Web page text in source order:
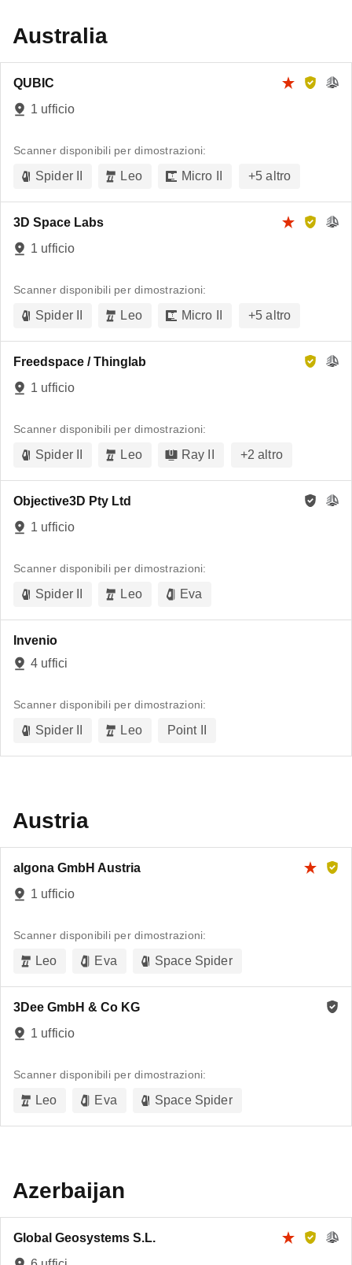
Australia
QUBIC
1 ufficio
Scanner disponibili per dimostrazioni:
Spider II Leo Micro II +5 altro
3D Space Labs
1 ufficio
Scanner disponibili per dimostrazioni:
Spider II Leo Micro II +5 altro
Freedspace / Thinglab
1 ufficio
Scanner disponibili per dimostrazioni:
Spider II Leo Ray II +2 altro
Objective3D Pty Ltd
1 ufficio
Scanner disponibili per dimostrazioni:
Spider II Leo Eva
Invenio
4 uffici
Scanner disponibili per dimostrazioni:
Spider II Leo Point II
Austria
algona GmbH Austria
1 ufficio
Scanner disponibili per dimostrazioni:
Leo Eva Space Spider
3Dee GmbH & Co KG
1 ufficio
Scanner disponibili per dimostrazioni:
Leo Eva Space Spider
Azerbaijan
Global Geosystems S.L.